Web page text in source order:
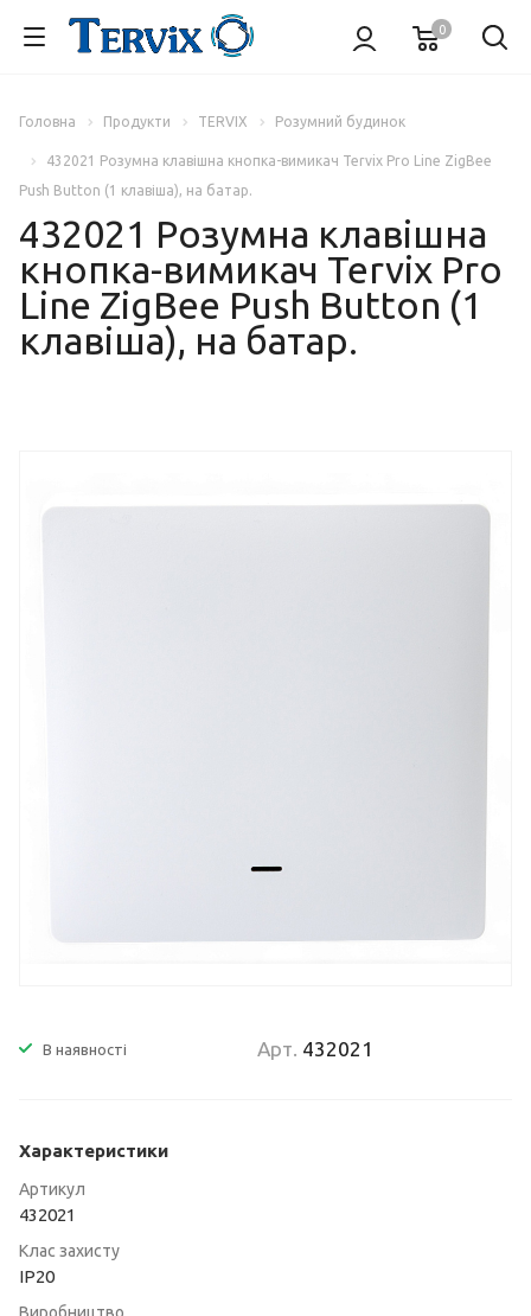
0
Головна Продукти TERVIX Розумний будинок
432021 Розумна клавішна кнопка-вимикач Tervix Pro Line ZigBee
Push Button (1 клавіша), на батар.
432021 Розумна клавішна
кнопка-вимикач Tervix Pro
Line ZigBee Push Button (1
клавіша), на батар.
В наявності Арт. 432021
Характеристики
Артикул
432021
Клас захисту
ІР20
Виробництво